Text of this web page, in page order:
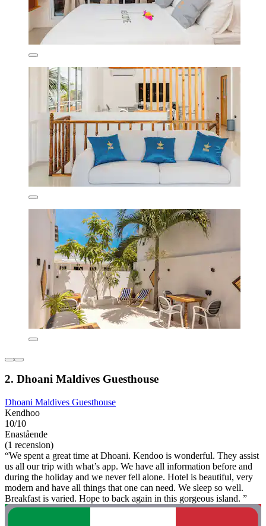
2. Dhoani Maldives Guesthouse
Dhoani Maldives Guesthouse
Kendhoo
10/10
Enastående
(1 recension)
“We spent a great time at Dhoani. Kendoo is wonderful. They assist
us all our trip with what’s app. We have all information before and
during the holiday and we never fell alone. Hotel is beautiful, very
modern and have all things that one can need. We sleep so well.
Breakfast is varied. Hope to back again in this gorgeous island. ”